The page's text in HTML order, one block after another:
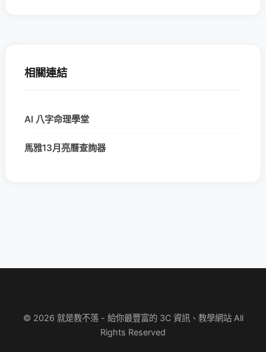
相關連結
AI 八字命理學堂
馬雅13月亮曆查詢器
© 2026 就是教不落 - 給你最豐富的 3C 資訊、教學網站 All
Rights Reserved